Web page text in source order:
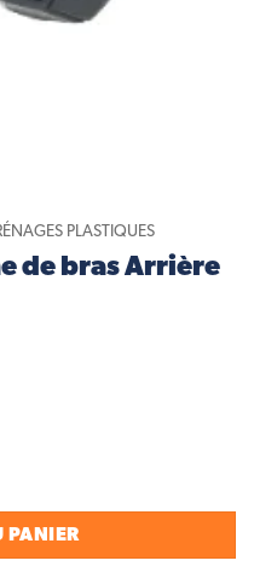
PLASTIQUES
de bras Arrière
de bras Arrière
PANIER